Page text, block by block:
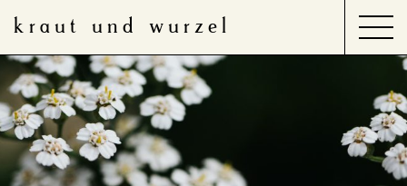
kraut und wurzel
Search
for: